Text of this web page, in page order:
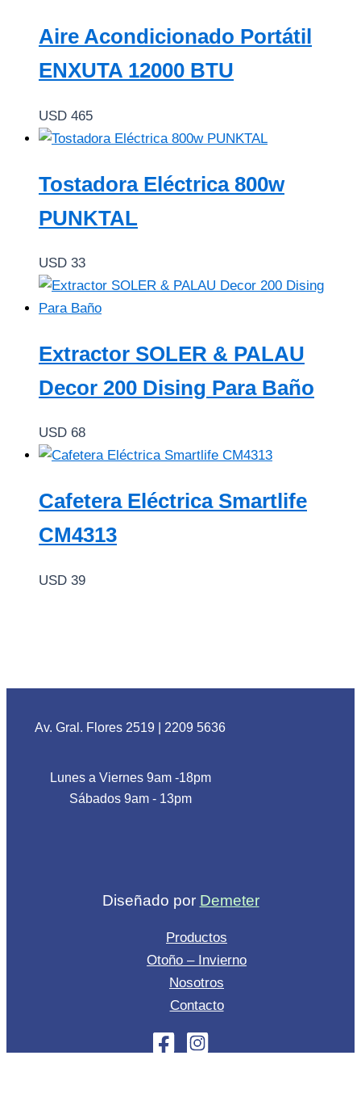
Aire Acondicionado Portátil
ENXUTA 12000 BTU
USD 465
Tostadora Eléctrica 800w
PUNKTAL
USD 33
Extractor SOLER & PALAU
Decor 200 Dising Para Baño
USD 68
Cafetera Eléctrica Smartlife
CM4313
USD 39
Av. Gral. Flores 2519 2209 5636
Lunes a Viernes 9am -18pm
Sábados 9am - 13pm
Diseñado por Demeter
Productos
Otoño – Invierno
Nosotros
Contacto